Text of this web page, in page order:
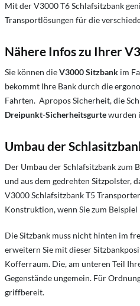
Mit der V3000 T6 Schlafsitzbank
Transportlösungen für die
Nähere Infos zu Ihrer
Sie können dieV3000 Sitzbank im
bekommt Ihre Bank durch die
Fahrten. Apropos Sicherheit, die
Dreipunkt-Sicherheitsgurtewurden
Umbau der
Der Umbau der Schlafsitzbank zum
und aus dem gedrehten Sitzpolster,
V3000 Schlafsitzbank T5
Konstruktion, wenn Sie zum
Die Sitzbank muss nicht hinten im
erweitern Sie mit dieser
Kofferraum. Die, am unteren Teil
Gegenstände ungemein. Für
griffbereit.